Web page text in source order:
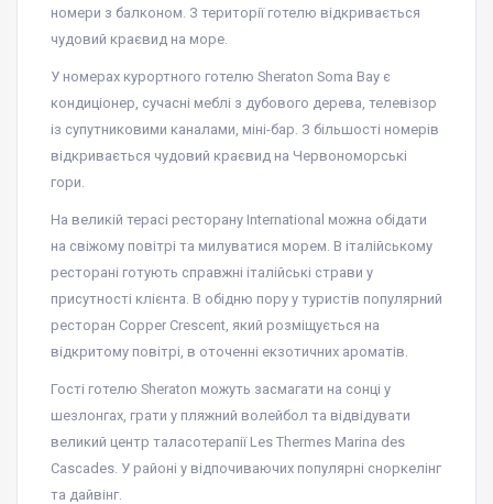
номери з балконом. З території готелю відкривається
чудовий краєвид на море.
У номерах курортного готелю Sheraton Soma Bay є
кондиціонер, сучасні меблі з дубового дерева, телевізор
із супутниковими каналами, міні-бар. З більшості номерів
відкривається чудовий краєвид на Червономорські
гори.
На великій терасі ресторану International можна обідати
на свіжому повітрі та милуватися морем. В італійському
ресторані готують справжні італійські страви у
присутності клієнта. В обідню пору у туристів популярний
ресторан Copper Crescent, який розміщується на
відкритому повітрі, в оточенні екзотичних ароматів.
Гості готелю Sheraton можуть засмагати на сонці у
шезлонгах, грати у пляжний волейбол та відвідувати
великий центр таласотерапії Les Thermes Marina des
Cascades. У районі у відпочиваючих популярні сноркелінг
та дайвінг.